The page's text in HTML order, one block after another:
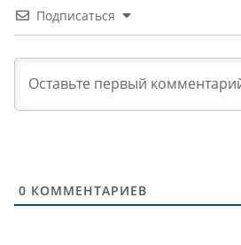
Подписаться
0 КОММЕНТАРИЕВ